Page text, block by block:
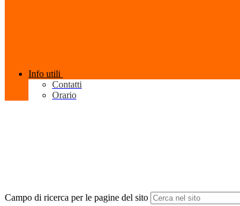
Info utili
Contatti
Orario
Campo di ricerca per le pagine del sito